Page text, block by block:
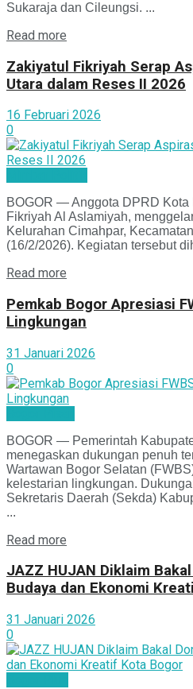
Sukaraja dan Cileungsi. ...
Read more
Zakiyatul Fikriyah Serap
Utara dalam Reses II 2026
16 Februari 2026
0
BOGOR — Anggota DPRD Kota
Fikriyah Al Aslamiyah,
Kelurahan Cimahpar,
(16/2/2026). Kegiatan tersebut
Read more
Pemkab Bogor Apresiasi
Lingkungan
31 Januari 2026
0
BOGOR — Pemerintah
menegaskan dukungan penuh
Wartawan Bogor Selatan
kelestarian lingkungan.
Sekretaris Daerah (Sekda)
...
Read more
JAZZ HUJAN Diklaim
Budaya dan Ekonomi
31 Januari 2026
0